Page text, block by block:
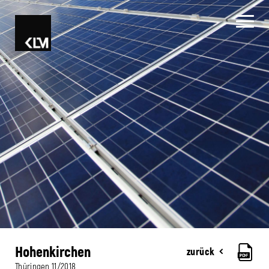
Hohenkirchen
Thüringen 11/2018
zurück